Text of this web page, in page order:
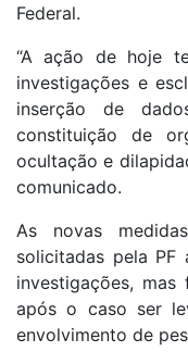
Federal.
“A ação de hoje
investigações e
inserção de
constituição de
ocultação e
comunicado.
As novas
solicitadas pela PF
investigações,
após o caso ser
envolvimento de